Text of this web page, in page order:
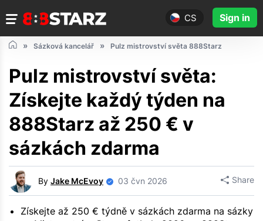
CS Sign in
Sázková kancelář Pulz mistrovství světa 888Starz
Pulz mistrovství světa:
Získejte každý týden na
888Starz až 250 € v
sázkách zdarma
By Jake McEvoy 03 čvn 2026 Share
Získejte až 250 € týdně v sázkách zdarma na sázky